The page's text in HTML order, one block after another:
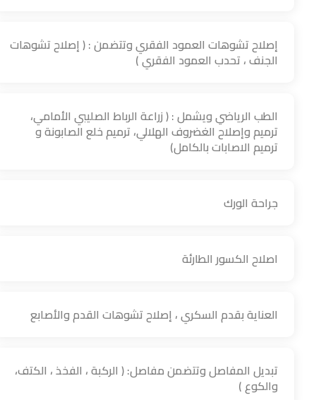
إصلاح تشوهات العمود الفقري وتتضمن : ( إصلاح تشوهات
الجنف ، تحدب العمود الفقري )
الطب الرياضي ويشمل : ( زراعة الرباط الصليبي الأمامي،
ترميم وإصلاح الغضروف الهلالي، ترميم خلع الصابونة و
ترميم الاصابات بالكامل)
جراحة الورك
اصلاح الكسور الطارئة
العناية بقدم السكري ، إصلاح تشوهات القدم والأصابع
تبديل المفاصل وتتضمن مفاصل: ( الركبة ، الفخذ ، الكتف،
والكوع )